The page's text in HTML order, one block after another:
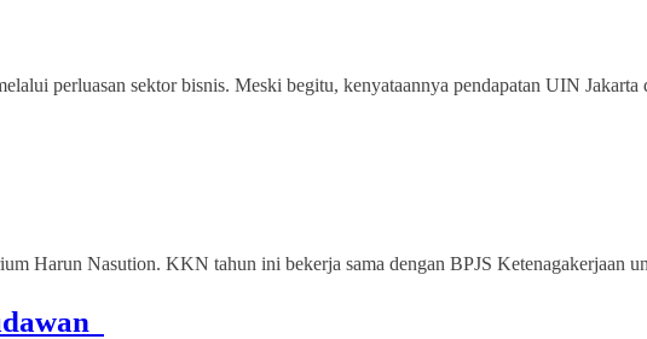
perluasan sektor bisnis. Meski begitu, kenyataannya pendapatan UIN Jakarta
Harun Nasution. KKN tahun ini bekerja sama dengan BPJS Ketenagakerjaan